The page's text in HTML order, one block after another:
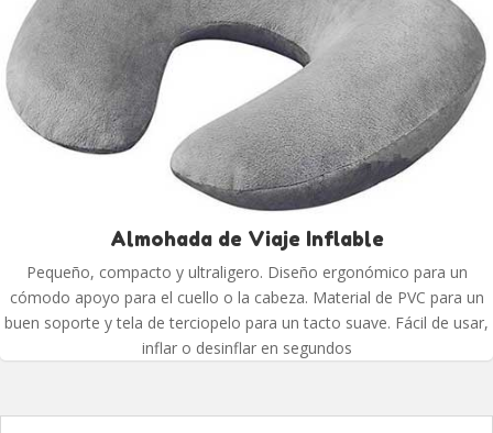
Almohada de Viaje Inflable
Pequeño, compacto y ultraligero. Diseño ergonómico para un
cómodo apoyo para el cuello o la cabeza. Material de PVC para un
buen soporte y tela de terciopelo para un tacto suave. Fácil de usar,
inflar o desinflar en segundos